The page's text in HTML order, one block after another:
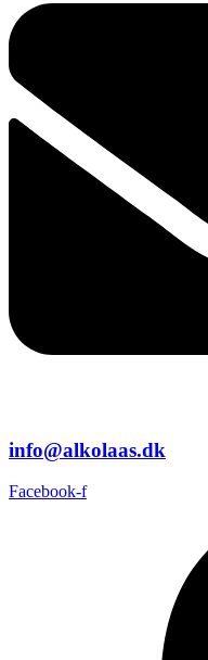
info@alkolaas.dk
Facebook-f